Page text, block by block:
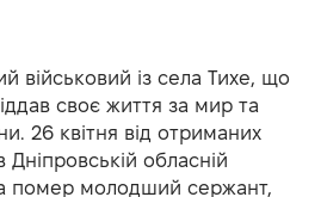
військовий із села Тихе, що
своє життя за мир та
26 квітня від отриманих
обласній
помер молодший сержант,